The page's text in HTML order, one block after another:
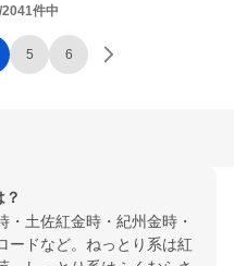
件中
5 6
・土佐紅金時・紀州金時・
ードなど。ねっとり系は紅